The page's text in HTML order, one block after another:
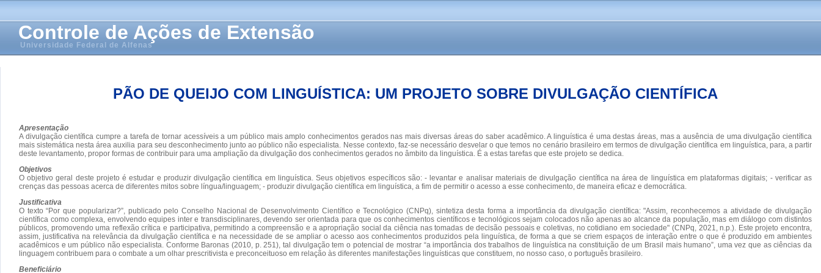
Controle de Ações de Extensão
Universidade Federal de Alfenas
PÃO DE QUEIJO COM LINGUÍSTICA: UM PROJETO SOBRE DIVULGAÇÃO CIENTÍFICA
Apresentação
A divulgação científica cumpre a tarefa de tornar acessíveis a um público mais amplo conhecimentos gerados nas mais diversas áreas do saber acadêmico. A linguística é uma destas áreas, mas a ausência de uma divulgação científica
mais sistemática nesta área auxilia para seu desconhecimento junto ao público não especialista. Nesse contexto, faz-se necessário desvelar o que temos no cenário brasileiro em termos de divulgação científica em linguística, para, a partir
deste levantamento, propor formas de contribuir para uma ampliação da divulgação dos conhecimentos gerados no âmbito da linguística. É a estas tarefas que este projeto se dedica.
Objetivos
O objetivo geral deste projeto é estudar e produzir divulgação científica em linguística. Seus objetivos específicos são: - levantar e analisar materiais de divulgação científica na área de linguística em plataformas digitais; - verificar as
crenças das pessoas acerca de diferentes mitos sobre língua/linguagem; - produzir divulgação científica em linguística, a fim de permitir o acesso a esse conhecimento, de maneira eficaz e democrática.
Justificativa
O texto “Por que popularizar?”, publicado pelo Conselho Nacional de Desenvolvimento Científico e Tecnológico (CNPq), sintetiza desta forma a importância da divulgação científica: "Assim, reconhecemos a atividade de divulgação
científica como complexa, envolvendo equipes inter e transdisciplinares, devendo ser orientada para que os conhecimentos científicos e tecnológicos sejam colocados não apenas ao alcance da população, mas em diálogo com distintos
públicos, promovendo uma reflexão crítica e participativa, permitindo a compreensão e a apropriação social da ciência nas tomadas de decisão pessoais e coletivas, no cotidiano em sociedade" (CNPq, 2021, n.p.). Este projeto encontra,
assim, justificativa na relevância da divulgação científica e na necessidade de se ampliar o acesso aos conhecimentos produzidos pela linguística, de forma a que se criem espaços de interação entre o que é produzido em ambientes
acadêmicos e um público não especialista. Conforme Baronas (2010, p. 251), tal divulgação tem o potencial de mostrar “a importância dos trabalhos de linguística na constituição de um Brasil mais humano”, uma vez que as ciências da
linguagem contribuem para o combate a um olhar prescritivista e preconceituoso em relação às diferentes manifestações linguísticas que constituem, no nosso caso, o português brasileiro.
Beneficiário